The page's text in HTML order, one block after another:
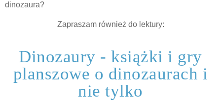
dinozaura?
Zapraszam również do lektury:
Dinozaury - książki i gry
planszowe o dinozaurach i
nie tylko